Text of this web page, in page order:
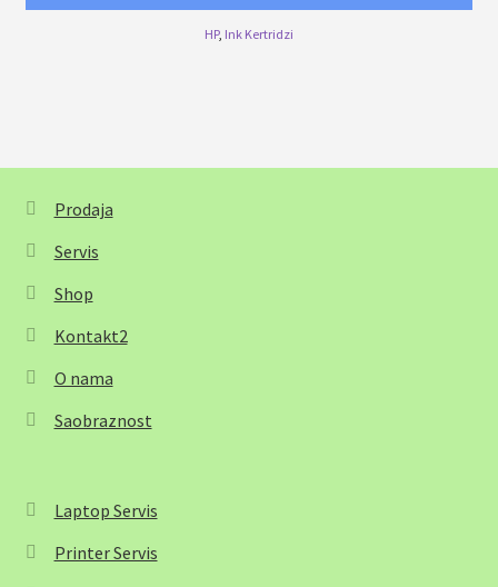
HP, Ink Kertridzi
Prodaja
Servis
Shop
Kontakt2
O nama
Saobraznost
Laptop Servis
Printer Servis